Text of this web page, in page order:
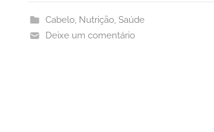
Cabelo, Nutrição, Saúde
Deixe um comentário